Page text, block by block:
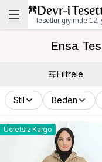
tesettür giyimde 12.
Ensa
Filtrele
Stil Beden
Ücretsiz Kargo